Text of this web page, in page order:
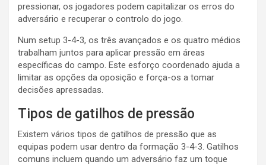
pressionar, os jogadores podem capitalizar os erros do
adversário e recuperar o controlo do jogo.
Num setup 3-4-3, os três avançados e os quatro médios
trabalham juntos para aplicar pressão em áreas
específicas do campo. Este esforço coordenado ajuda a
limitar as opções da oposição e força-os a tomar
decisões apressadas.
Tipos de gatilhos de pressão
Existem vários tipos de gatilhos de pressão que as
equipas podem usar dentro da formação 3-4-3. Gatilhos
comuns incluem quando um adversário faz um toque